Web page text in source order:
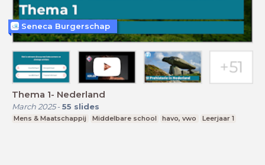
Thema 1- Nederland
March 2025- 55 slides
Mens & Maatschappij Middelbare school havo, vwo Leerjaar 1
Seneca Burgerschap